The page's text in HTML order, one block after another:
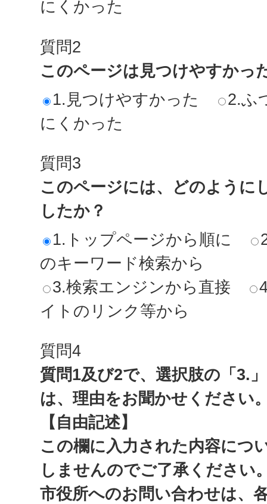
にくかった
質問2
このページは見つけやすかっ
1.見つけやすかった
2.ふ
にくかった
質問3
このページには、どのように
したか？
1.トップページから順に
のキーワード検索から
3.検索エンジンから直接
イトのリンク等から
質問4
質問1及び2で、選択肢の「3.
は、理由をお聞かせください
【自由記述】
この欄に入力された内容につ
しませんのでご了承ください
市役所へのお問い合わせは、